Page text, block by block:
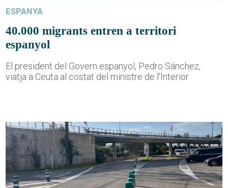
ESPANYA
40.000 migrants entren a territori
espanyol
El president del Govern espanyol, Pedro Sánchez,
viatja a Ceuta al costat del ministre de l'Interior